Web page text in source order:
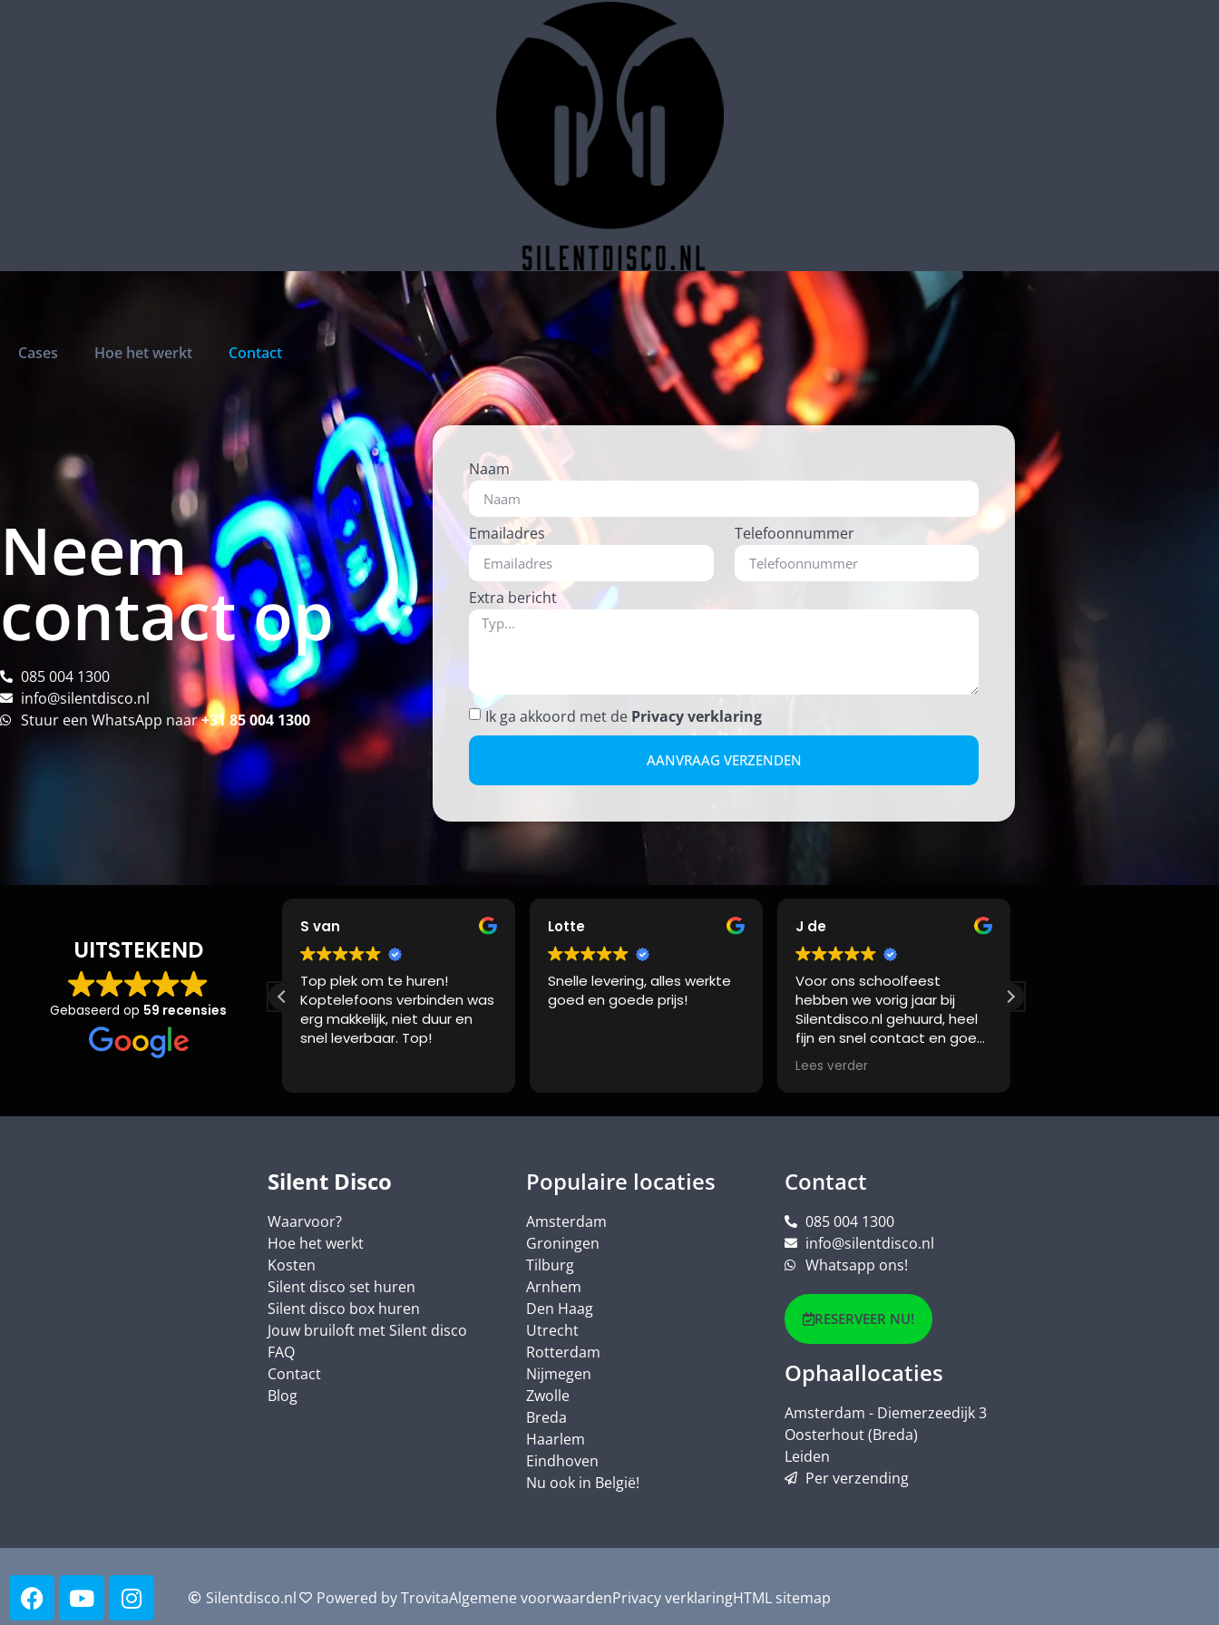
SILENT DISCO RESERVEREN
Cases Hoe het werkt Contact
Neem
contact op
085 004 1300
info@silentdisco.nl
Stuur een WhatsApp naar+31 85 004 1300
Naam
Emailadres Telefoonnummer
Extra bericht
Ik ga akkoord met de Privacy verklaring
AANVRAAG VERZENDEN
UITSTEKEND
Gebaseerd op 59 recensies
Hele geslaagde verjaardag
gevierd met de silent disco
koptelefoons. Verschillende
muziek voor iedereen zorgde
voor een leuke sfeer. Bedrijf
met je mee. De zenders voor
S van
Top plek om te huren!
Koptelefoons verbinden was
erg makkelijk, niet duur en
snel leverbaar. Top!
Lotte
Snelle levering, alles werkte
goed en goede prijs!
J de
Voor ons schoolfeest
hebben we vorig jaar bij
Silentdisco.nl gehuurd, heel
fijn en snel contact en goed
materiaal. Het was zo'n
succes dat er dit jaar weer
programma staat!
Lees verder
Silent Disco
Waarvoor?
Hoe het werkt
Kosten
Silent disco set huren
Silent disco box huren
Jouw bruiloft met Silent disco
FAQ
Contact
Blog
Populaire locaties
Amsterdam
Groningen
Tilburg
Arnhem
Den Haag
Utrecht
Rotterdam
Nijmegen
Zwolle
Breda
Haarlem
Eindhoven
Nu ook in België!
Contact
085 004 1300
info@silentdisco.nl
Whatsapp ons!
RESERVEER NU!
Ophaallocaties
Amsterdam - Diemerzeedijk 3
Oosterhout (Breda)
Leiden
Per verzending
Silentdisco.nl Powered by TrovitaAlgemene voorwaardenPrivacy verklaringHTML sitemap